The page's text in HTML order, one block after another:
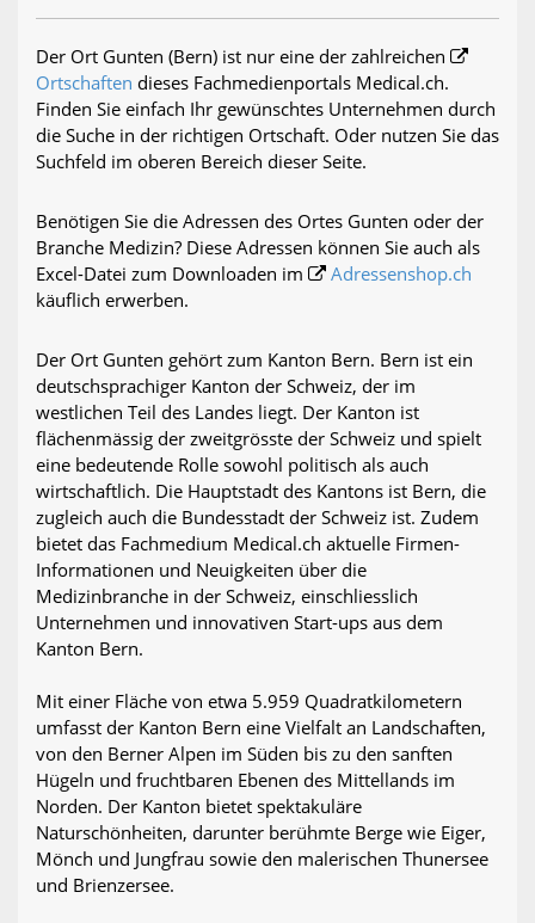
Der Ort Gunten (Bern) ist nur eine der zahlreichen
Ortschaften dieses Fachmedienportals Medical.ch.
Finden Sie einfach Ihr gewünschtes Unternehmen durch
die Suche in der richtigen Ortschaft. Oder nutzen Sie das
Suchfeld im oberen Bereich dieser Seite.
Benötigen Sie die Adressen des Ortes Gunten oder der
Branche Medizin? Diese Adressen können Sie auch als
Excel-Datei zum Downloaden im
Adressenshop.ch
käuflich erwerben.
Der Ort Gunten gehört zum Kanton Bern. Bern ist ein
deutschsprachiger Kanton der Schweiz, der im
westlichen Teil des Landes liegt. Der Kanton ist
flächenmässig der zweitgrösste der Schweiz und spielt
eine bedeutende Rolle sowohl politisch als auch
wirtschaftlich. Die Hauptstadt des Kantons ist Bern, die
zugleich auch die Bundesstadt der Schweiz ist. Zudem
bietet das Fachmedium Medical.ch aktuelle Firmen-
Informationen und Neuigkeiten über die
Medizinbranche in der Schweiz, einschliesslich
Unternehmen und innovativen Start-ups aus dem
Kanton Bern.
Mit einer Fläche von etwa 5.959 Quadratkilometern
umfasst der Kanton Bern eine Vielfalt an Landschaften,
von den Berner Alpen im Süden bis zu den sanften
Hügeln und fruchtbaren Ebenen des Mittellands im
Norden. Der Kanton bietet spektakuläre
Naturschönheiten, darunter berühmte Berge wie Eiger,
Mönch und Jungfrau sowie den malerischen Thunersee
und Brienzersee.